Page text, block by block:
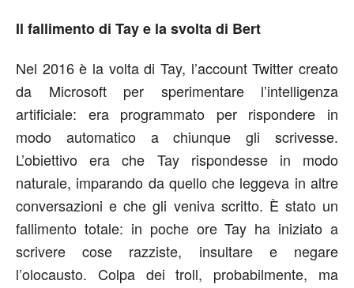
Il fallimento di Tay e la svolta di Bert
Nel 2016 è la volta di Tay, l’account Twitter creato
da Microsoft per sperimentare l’intelligenza
artificiale: era programmato per rispondere in
modo automatico a chiunque gli scrivesse.
L’obiettivo era che Tay rispondesse in modo
naturale, imparando da quello che leggeva in altre
conversazioni e che gli veniva scritto. È stato un
fallimento totale: in poche ore Tay ha iniziato a
scrivere cose razziste, insultare e negare
l’olocausto. Colpa dei troll, probabilmente, ma